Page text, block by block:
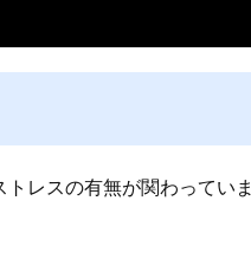
レスの有無が関わっていま